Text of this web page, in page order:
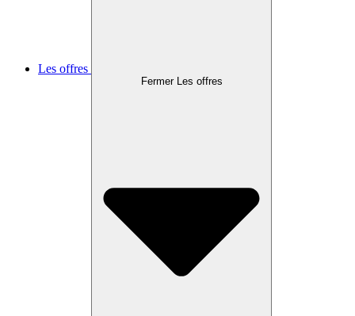
Les offres
Fermer Les offres